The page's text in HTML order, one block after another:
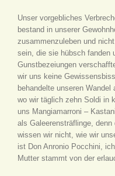
Unser vorgebliches
bestand in unserer
zusammenzuleben und
sein, die sie hübsch fanden
Gunstbezeiungen
wir uns keine
behandelte unseren
wo wir täglich zehn Soldi in
uns Mangiamarroni –
als Galeerensträflinge,
wissen wir nicht, wie wir
ist Don Anronio Pocchini,
Mutter stammt von der